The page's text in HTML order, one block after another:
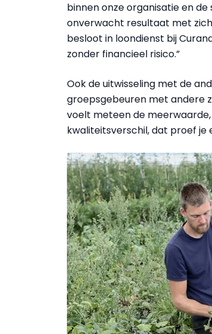
binnen onze organisatie en
onverwacht resultaat met zich
besloot in loondienst bij
zonder financieel risico.”
Ook de uitwisseling met de
groepsgebeuren met andere
voelt meteen de
kwaliteitsverschil, dat proef je